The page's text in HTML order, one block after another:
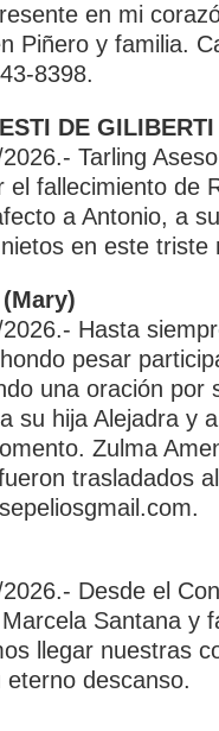
en mi
Piñero y familia.
8398.
DE GILIBERTI
Tarling
el fallecimiento de
a Antonio, a
en este triste
Hasta
pesar
una oración por
su hija Alejadra y
Zulma
trasladados
Desde el
Santana y
llegar nuestras
descanso.